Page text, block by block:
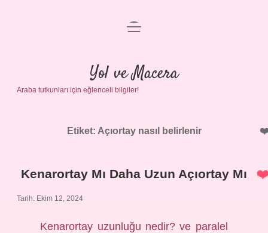
Anasayfa
Gizlilik Politikası
Yasal Uyarı
menüyü
Yol ve Macera
Araba tutkunları için eğlenceli bilgiler!
Etiket: Açıortay nasıl belirlenir
Kenarortay Mı Daha Uzun Açıortay Mı
Tarih: Ekim 12, 2024
Kenarortay uzunluğu nedir? ve paralel